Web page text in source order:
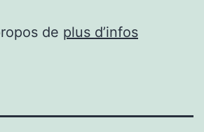
de plus d’infos